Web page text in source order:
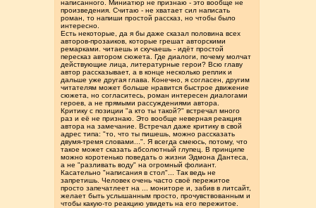
написанного. Миниатюр не признаю - это вообще не
произведения. Считаю - не хватает сил написать
роман, то напиши простой рассказ, но чтобы было
интересно.
Есть некоторые, да я бы даже сказал половина всех
авторов-прозаиков, которые грешат авторскими
ремарками. читаешь и скучаешь - идёт простой
пересказ автором сюжета. Где диалоги, почему молчат
действующие лица, литературные герои? Всю главу
автор рассказывает, а в конце несколько реплик и
дальше уже другая глава. Конечно, я согласен, другим
читателям может больше нравится быстрое движение
сюжета, но согласитесь, роман интересен диалогами
героев, а не прямыми рассуждениями автора.
Критику с позиции "а кто ты такой?" встречал много
раз и её не признаю. Это вообще неверная реакция
автора на замечание. Встречал даже критику в свой
адрес типа: "то, что ты пишешь, можно рассказать
двумя-тремя словами...". Я всегда смеюсь, потому, что
такое может сказать абсолютный глупец. В принципе
можно коротенько поведать о жизни Эдмона Дантеса,
а не "разливать воду" на огромный фолиант.
Касательно "написания в стол"... Так ведь не
запретишь. Человек очень часто своё пережитое
просто запечатлеет на ... мониторе и, забив в литсайт,
желает быть услышанным просто, прочувствованным и
чтобы какую-то реакцию увидеть на его пережитое.